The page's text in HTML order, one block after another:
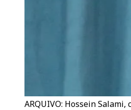
ARQUIVO: Hossein